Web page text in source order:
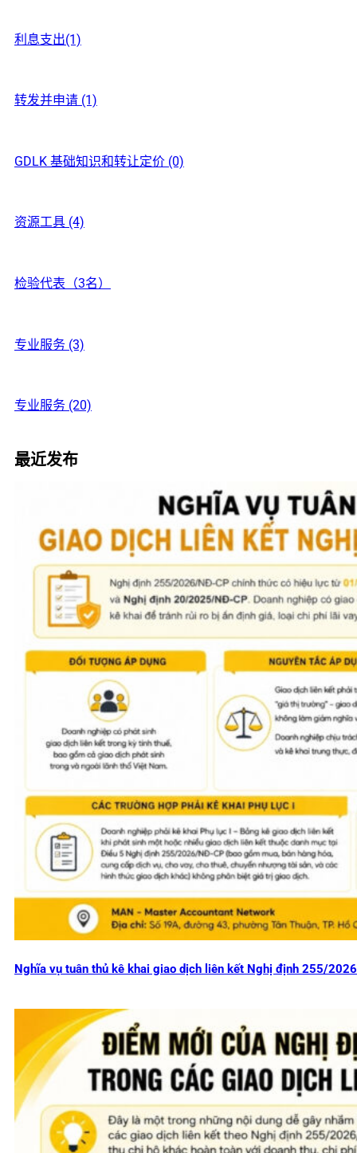
利息支出(1)
转发并申请 (1)
GDLK 基础知识和转让定价 (0)
资源工具 (4)
检验代表（3名）
专业服务 (3)
专业服务 (20)
最近发布
Nghĩa vụ tuân thủ kê khai giao dịch liên kết Nghị định 255/